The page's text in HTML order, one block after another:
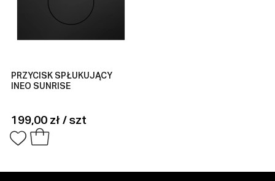
PRZYCISK SPŁUKUJĄCY
INEO SUNRISE
199,00 zł / szt